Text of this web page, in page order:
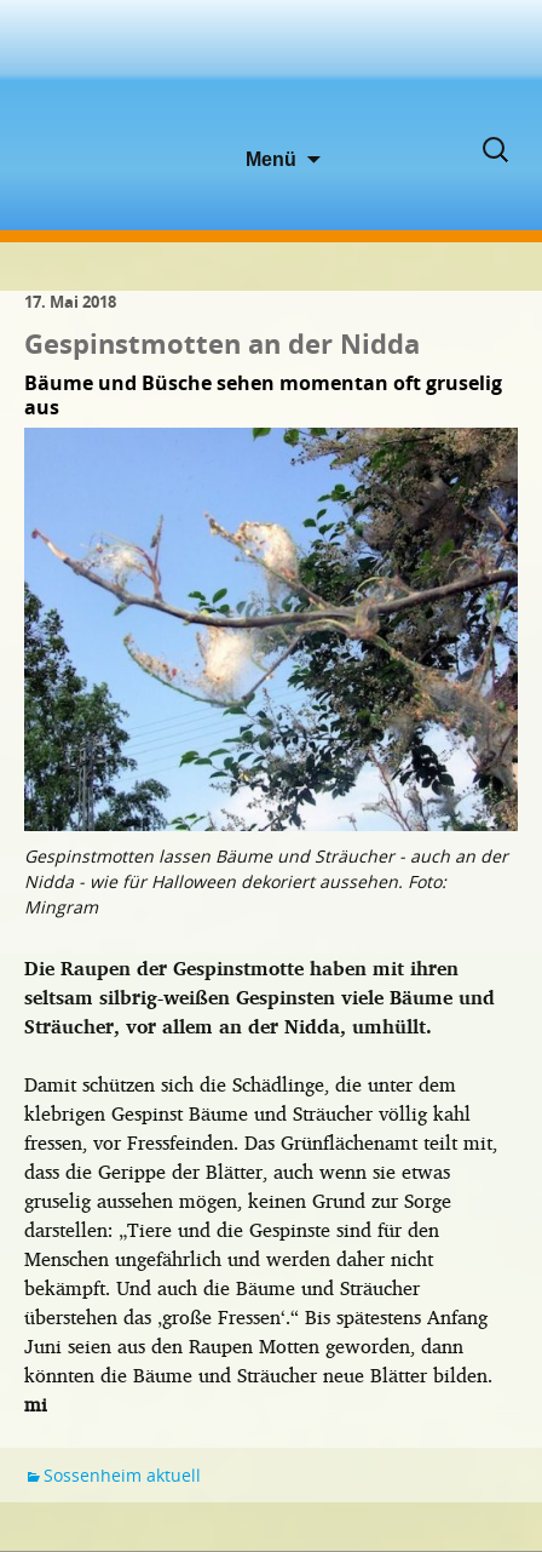
Menü
Suchen
17. Mai 2018
Gespinstmotten an der Nidda
Bäume und Büsche sehen momentan oft gruselig
aus
Gespinstmotten lassen Bäume und Sträucher - auch an der
Nidda - wie für Halloween dekoriert aussehen. Foto:
Mingram
Die Raupen der Gespinstmotte haben mit ihren
seltsam silbrig-weißen Gespinsten viele Bäume und
Sträucher, vor allem an der Nidda, umhüllt.
Damit schützen sich die Schädlinge, die unter dem
klebrigen Gespinst Bäume und Sträucher völlig kahl
fressen, vor Fressfeinden. Das Grünflächenamt teilt mit,
dass die Gerippe der Blätter, auch wenn sie etwas
gruselig aussehen mögen, keinen Grund zur Sorge
darstellen: „Tiere und die Gespinste sind für den
Menschen ungefährlich und werden daher nicht
bekämpft. Und auch die Bäume und Sträucher
überstehen das ‚große Fressen‘.“ Bis spätestens Anfang
Juni seien aus den Raupen Motten geworden, dann
könnten die Bäume und Sträucher neue Blätter bilden.
mi
Sossenheim aktuell